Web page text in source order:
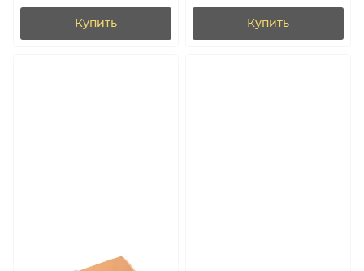
К170088010еч)
Купить Купить